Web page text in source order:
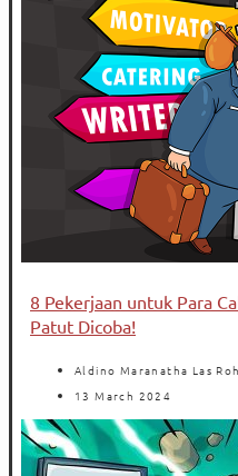
8 Pekerjaan untuk Para
Patut Dicoba!
Aldino Maranatha Las
13 March 2024